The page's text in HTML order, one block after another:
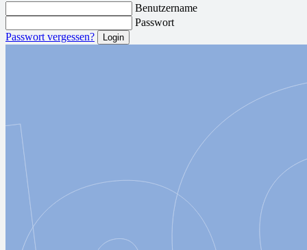
Benutzername
Passwort
Passwort vergessen?